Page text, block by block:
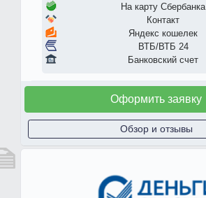
На карту Сбербанка
Контакт
Яндекс кошелек
ВТБ/ВТБ 24
Банковский счет
Оформить заявку
Обзор и отзывы